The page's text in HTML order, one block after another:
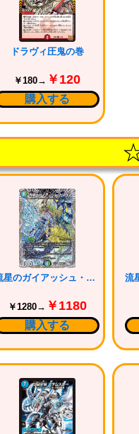
ドラヴィ圧鬼の巻
￥180→ ￥120
購入する
流星のガイアッシュ・カイザー
￥1280→ ￥1180
購入する